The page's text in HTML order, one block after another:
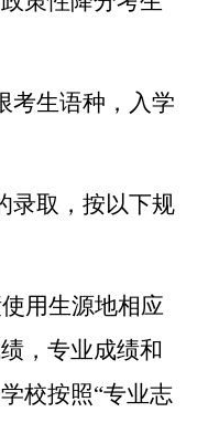
考生语种，入学
录取，按以下规
用生源地相应
， 专业成绩和
校按照“专业志